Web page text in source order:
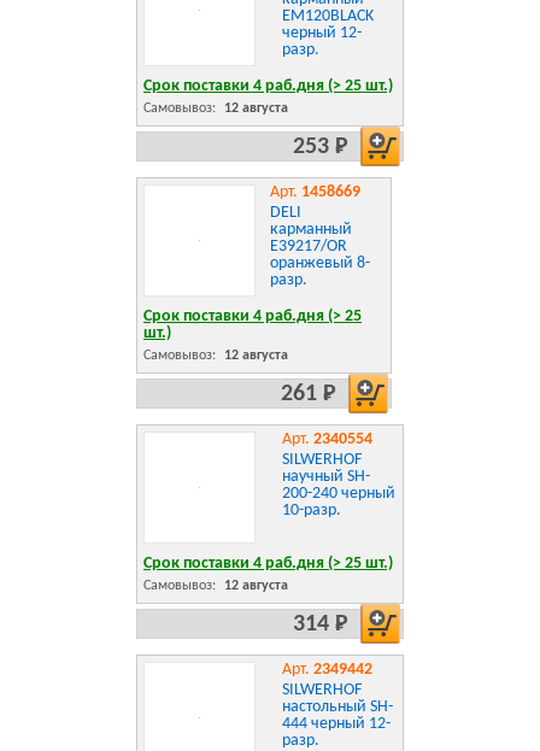
EM120BLACK
черный 12-
разр.
Срок поставки 4 раб.дня (> 25 шт.)
Самовывоз: 12 августа
253 Р
Арт. 1458669
DELI
карманный
E39217/OR
оранжевый 8-
разр.
Срок поставки 4 раб.дня (> 25
шт.)
Самовывоз: 12 августа
261 Р
Арт. 2340554
SILWERHOF
научный SH-
200-240 черный
10-разр.
Срок поставки 4 раб.дня (> 25 шт.)
Самовывоз: 12 августа
314 Р
Арт. 2349442
SILWERHOF
настольный SH-
444 черный 12-
разр.